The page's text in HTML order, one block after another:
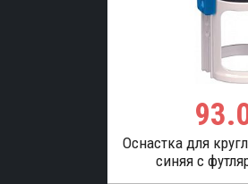
Оснастка для
синяя c